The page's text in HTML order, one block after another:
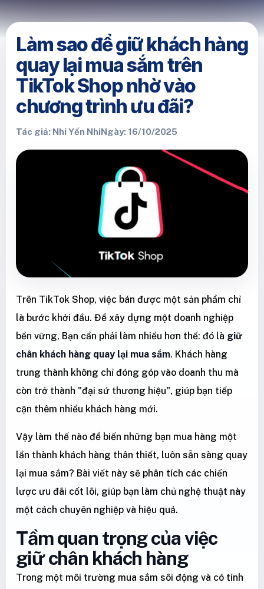
Làm sao để giữ khách hàng
quay lại mua sắm trên
TikTok Shop nhờ vào
chương trình ưu đãi?
Tác giả: Nhi Yến NhiNgày: 16/10/2025
Trên TikTok Shop, việc bán được một sản phẩm chỉ
là bước khởi đầu. Để xây dựng một doanh nghiệp
bền vững, Bạn cần phải làm nhiều hơn thế: đó là giữ
chân khách hàng quay lại mua sắm. Khách hàng
trung thành không chỉ đóng góp vào doanh thu mà
còn trở thành "đại sứ thương hiệu", giúp bạn tiếp
cận thêm nhiều khách hàng mới.
Vậy làm thế nào để biến những bạn mua hàng một
lần thành khách hàng thân thiết, luôn sẵn sàng quay
lại mua sắm? Bài viết này sẽ phân tích các chiến
lược ưu đãi cốt lõi, giúp bạn làm chủ nghệ thuật này
một cách chuyên nghiệp và hiệu quả.
Tầm quan trọng của việc
giữ chân khách hàng
Trong một môi trường mua sắm sôi động và có tính